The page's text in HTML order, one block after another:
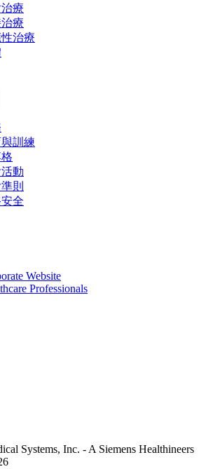
療
療
治療
訓練
動
則
全
Website
Professionals
Systems, Inc. - A Siemens Healthineers